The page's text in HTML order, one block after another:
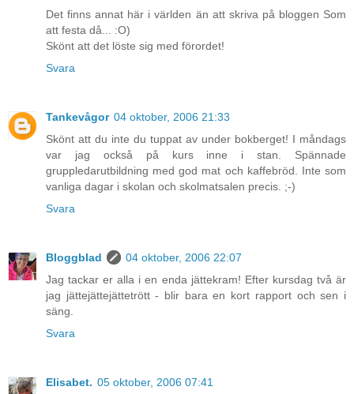
Det finns annat här i världen än att skriva på bloggen Som
att festa då... :O)
Skönt att det löste sig med förordet!
Svara
Tankevågor 04 oktober, 2006 21:33
Skönt att du inte du tuppat av under bokberget! I måndags
var jag också på kurs inne i stan. Spännade
gruppledarutbildning med god mat och kaffebröd. Inte som
vanliga dagar i skolan och skolmatsalen precis. ;-)
Svara
Bloggblad
04 oktober, 2006 22:07
Jag tackar er alla i en enda jättekram! Efter kursdag två är
jag jättejättejättetrött - blir bara en kort rapport och sen i
säng.
Svara
Elisabet. 05 oktober, 2006 07:41